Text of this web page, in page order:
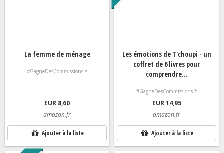
La femme de ménage
#GagneDesCommissions *
EUR 8,60
amazon.fr
Ajouter à la liste
Les émotions de T'choupi - un
coffret de 6 livres pour
comprendre...
#GagneDesCommissions *
EUR 14,95
amazon.fr
Ajouter à la liste